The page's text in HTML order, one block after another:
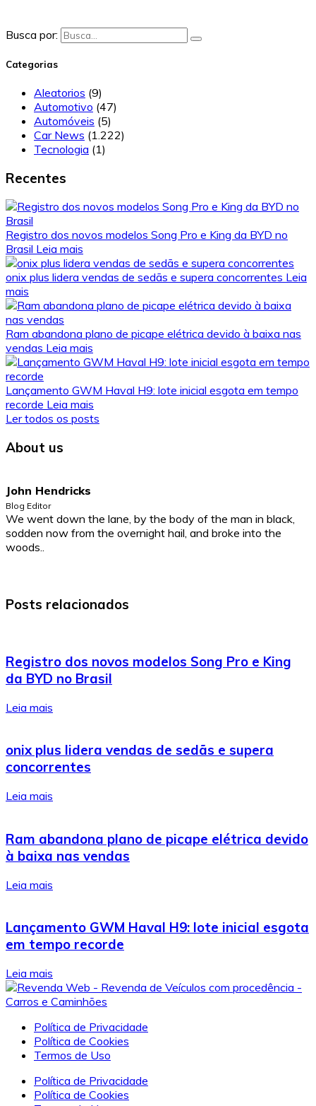
Busca por:
Categorias
Aleatorios (9)
Automotivo (47)
Automóveis (5)
Car News (1.222)
Tecnologia (1)
Recentes
Registro dos novos modelos Song Pro e King da BYD no
Brasil Leia mais
onix plus lidera vendas de sedãs e supera concorrentes Leia
mais
Ram abandona plano de picape elétrica devido à baixa nas
vendas Leia mais
Lançamento GWM Haval H9: lote inicial esgota em tempo
recorde Leia mais
Ler todos os posts
About us
John Hendricks
Blog Editor
We went down the lane, by the body of the man in black,
sodden now from the overnight hail, and broke into the
woods..
Posts relacionados
Registro dos novos modelos Song Pro e King
da BYD no Brasil
Leia mais
onix plus lidera vendas de sedãs e supera
concorrentes
Leia mais
Ram abandona plano de picape elétrica devido
à baixa nas vendas
Leia mais
Lançamento GWM Haval H9: lote inicial esgota
em tempo recorde
Leia mais
Política de Privacidade
Política de Cookies
Termos de Uso
Política de Privacidade
Política de Cookies